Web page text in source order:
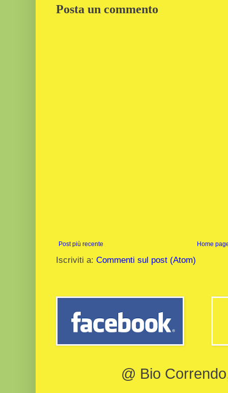
Posta un commento
Post più recente Home
Iscriviti a: Commenti sul post (Atom)
@ Bio